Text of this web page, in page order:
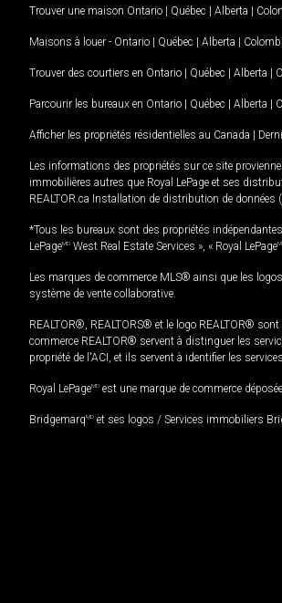
Trouver une maison Ontario | Québec | Alberta |
Maisons à louer - Ontario | Québec | Alberta |
Trouver des courtiers en Ontario | Québec | Alberta |
Parcourir les bureaux en Ontario | Québec | Alberta |
Afficher les propriétés résidentielles au Canada |
Les informations des propriétés sur ce site
immobilières autres que Royal LePage et ses
REALTOR.ca Installation de distribution de données
*Tous les bureaux sont des propriétés
LePageMD West Real Estate Services », « Royal LePage
Les marques de commerce MLS® ainsi que les
système de vente collaborative.
REALTOR®, REALTORS® et le logo REALTOR®
commerce REALTOR® servent à distinguer les
propriété de l'ACI, et ils servent à identifier les
Royal LePageMD est une marque de commerce
BridgemarqMD et ses logos / Services immobiliers